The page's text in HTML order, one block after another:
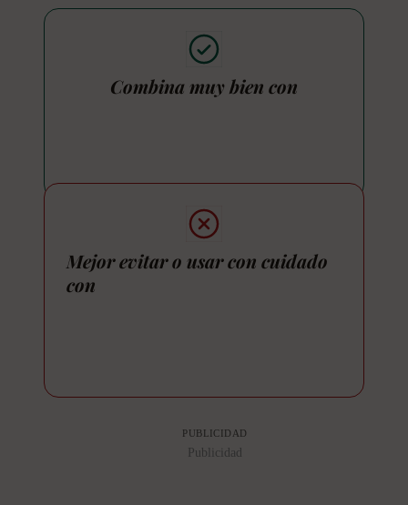
Combina muy bien con
Mejor evitar o usar con cuidado
con
PUBLICIDAD
Publicidad